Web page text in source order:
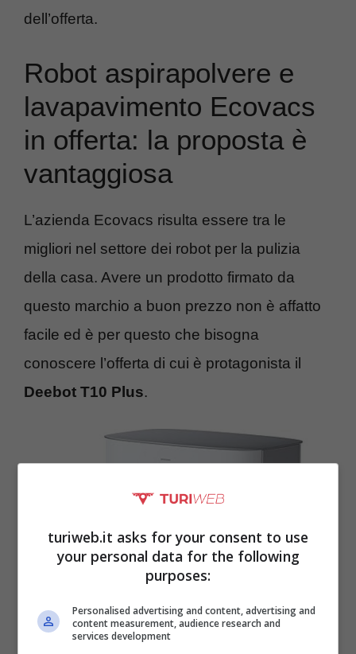
dell’offerta.
Robot aspirapolvere e
lavapavimento Ecovacs
in offerta: la proposta è
vantaggiosa
L’azienda Ecovacs risulta essere tra le
migliori nel settore dei robot per la pulizia
della casa. Avere un prodotto firmato da
questo marchio a buon prezzo non è affatto
facile ed è per questo che bisogna
conoscere l’offerta di cui è protagonista il
Deebot T10 Plus.
turiweb.it asks for your consent to use
your personal data for the following
purposes:
Personalised advertising and content, advertising and
content measurement, audience research and
services development